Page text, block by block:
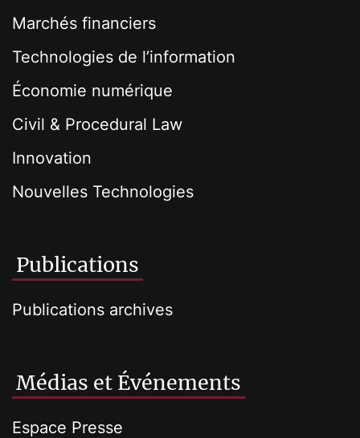
Marchés financiers
Technologies de l’information
Économie numérique
Civil & Procedural Law
Innovation
Nouvelles Technologies
Publications
Publications archives
Médias et Événements
Espace Presse